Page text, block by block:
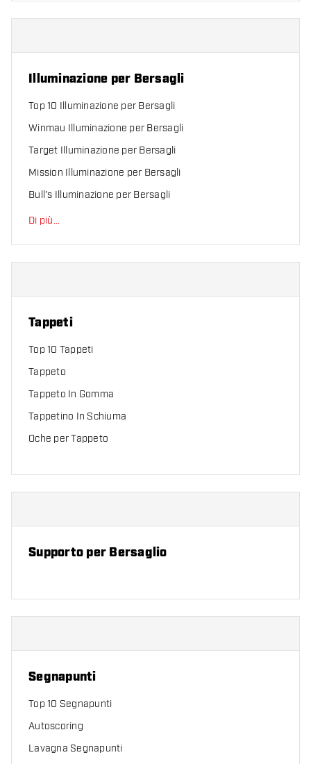
Illuminazione per Bersagli
Top 10 Illuminazione per Bersagli
Winmau Illuminazione per Bersagli
Target Illuminazione per Bersagli
Mission Illuminazione per Bersagli
Bull's Illuminazione per Bersagli
Di più...
Tappeti
Top 10 Tappeti
Tappeto
Tappeto In Gomma
Tappetino In Schiuma
Oche per Tappeto
Supporto per Bersaglio
Segnapunti
Top 10 Segnapunti
Autoscoring
Lavagna Segnapunti